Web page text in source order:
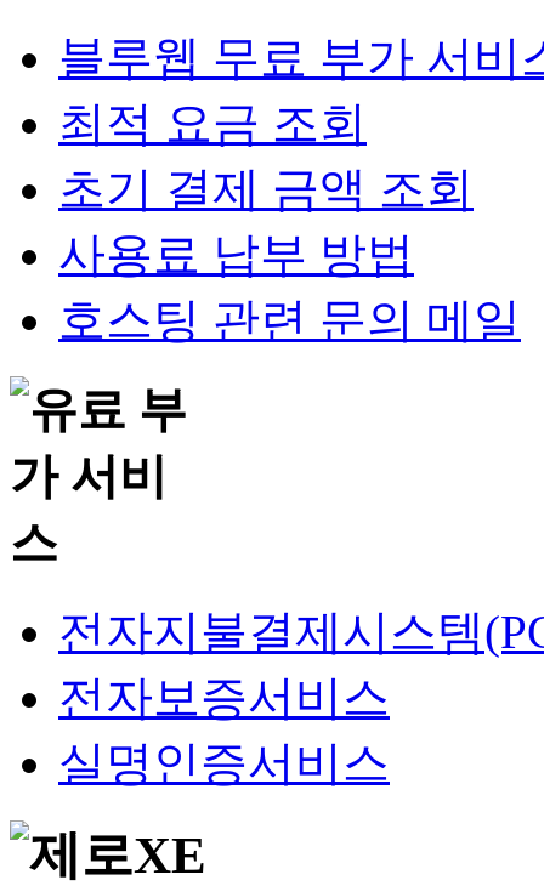
블루웹 무료 부가 서비
최적 요금 조회
초기 결제 금액 조회
사용료 납부 방법
호스팅 관련 문의 메일
전자지불결제시스템
전자보증서비스
실명인증서비스